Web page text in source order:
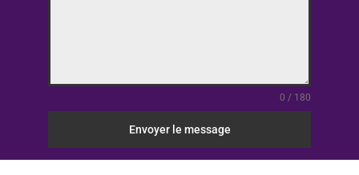
0 / 180
Envoyer le message